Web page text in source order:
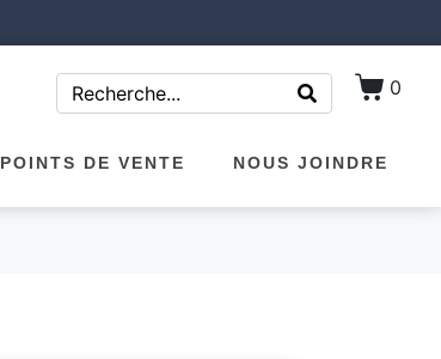
0
POINTS DE VENTE NOUS JOINDRE